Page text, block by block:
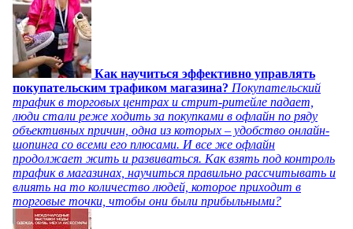
Как научиться эффективно управлять
покупательским трафиком магазина? Покупательский
трафик в торговых центрах и стрит-ритейле падает,
люди стали реже ходить за покупками в офлайн по ряду
объективных причин, одна из которых – удобство онлайн-
шопинга со всеми его плюсами. И все же офлайн
продолжает жить и развиваться. Как взять под контроль
трафик в магазинах, научиться правильно рассчитывать и
влиять на то количество людей, которое приходит в
торговые точки, чтобы они были прибыльными?